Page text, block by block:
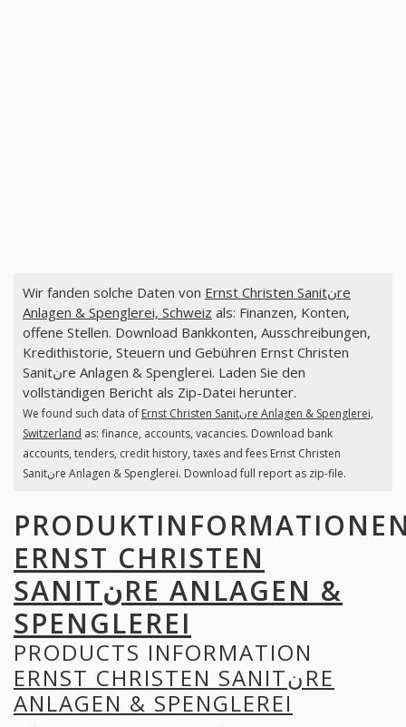
Wir fanden solche Daten von Ernst Christen Sanitنre
Anlagen & Spenglerei, Schweiz als: Finanzen, Konten,
offene Stellen. Download Bankkonten, Ausschreibungen,
Kredithistorie, Steuern und Gebühren Ernst Christen
Sanitنre Anlagen & Spenglerei. Laden Sie den
vollständigen Bericht als Zip-Datei herunter.
We found such data of Ernst Christen Sanitنre Anlagen & Spenglerei,
Switzerland as: finance, accounts, vacancies. Download bank
accounts, tenders, credit history, taxes and fees Ernst Christen
Sanitنre Anlagen & Spenglerei. Download full report as zip-file.
ERNST CHRISTEN
SANITنRE ANLAGEN &
SPENGLEREI
PRODUCTS INFORMATION
ERNST CHRISTEN SANITنRE
ANLAGEN & SPENGLEREI